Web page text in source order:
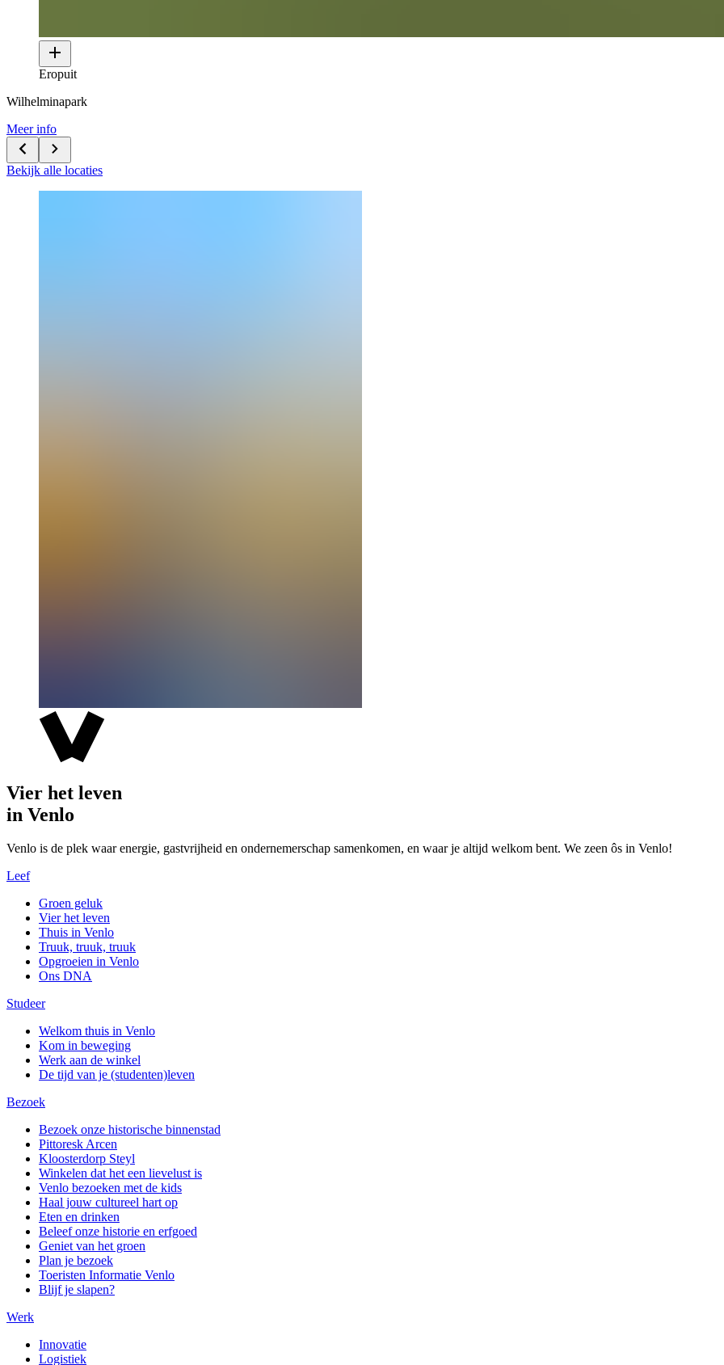
Eropuit
Wilhelminapark
Meer info
Bekijk alle locaties
Vier het leven
in Venlo
Venlo is de plek waar energie, gastvrijheid en ondernemerschap samenkomen, en waar je altijd welkom bent. We zeen ôs in Venlo!
Leef
Groen geluk
Vier het leven
Thuis in Venlo
Truuk, truuk, truuk
Opgroeien in Venlo
Ons DNA
Studeer
Welkom thuis in Venlo
Kom in beweging
Werk aan de winkel
De tijd van je (studenten)leven
Bezoek
Bezoek onze historische binnenstad
Pittoresk Arcen
Kloosterdorp Steyl
Winkelen dat het een lievelust is
Venlo bezoeken met de kids
Haal jouw cultureel hart op
Eten en drinken
Beleef onze historie en erfgoed
Geniet van het groen
Plan je bezoek
Toeristen Informatie Venlo
Blijf je slapen?
Werk
Innovatie
Logistiek